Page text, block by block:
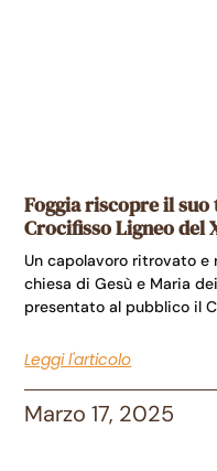
Foggia riscopre il
Crocifisso Ligneo del
Un capolavoro ritrovato e
chiesa di Gesù e Maria
presentato al pubblico il
Leggi l'articolo
Marzo 17, 2025